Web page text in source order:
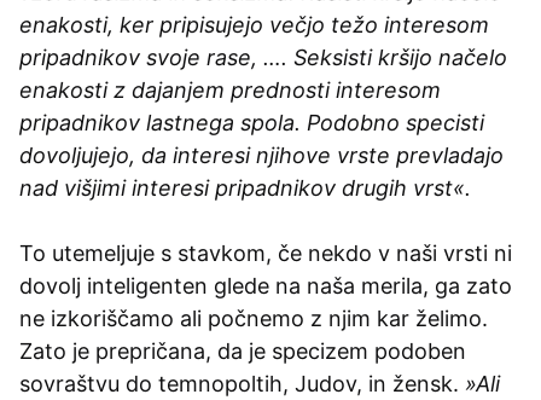
enakosti, ker pripisujejo večjo težo interesom
pripadnikov svoje rase, …. Seksisti kršijo načelo
enakosti z dajanjem prednosti interesom
pripadnikov lastnega spola. Podobno specisti
dovoljujejo, da interesi njihove vrste prevladajo
nad višjimi interesi pripadnikov drugih vrst«.
To utemeljuje s stavkom, če nekdo v naši vrsti ni
dovolj inteligenten glede na naša merila, ga zato
ne izkoriščamo ali počnemo z njim kar želimo.
Zato je prepričana, da je specizem podoben
sovraštvu do temnopoltih, Judov, in žensk. »Ali